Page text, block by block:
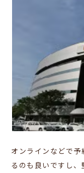
オンラインなどで
るのも良いですし